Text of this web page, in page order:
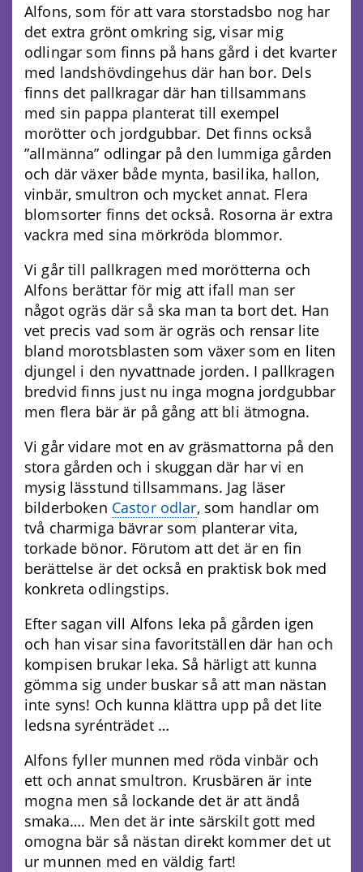
Alfons, som för att vara storstadsbo nog har
det extra grönt omkring sig, visar mig
odlingar som finns på hans gård i det kvarter
med landshövdingehus där han bor. Dels
finns det pallkragar där han tillsammans
med sin pappa planterat till exempel
morötter och jordgubbar. Det finns också
”allmänna” odlingar på den lummiga gården
och där växer både mynta, basilika, hallon,
vinbär, smultron och mycket annat. Flera
blomsorter finns det också. Rosorna är extra
vackra med sina mörkröda blommor.
Vi går till pallkragen med morötterna och
Alfons berättar för mig att ifall man ser
något ogräs där så ska man ta bort det. Han
vet precis vad som är ogräs och rensar lite
bland morotsblasten som växer som en liten
djungel i den nyvattnade jorden. I pallkragen
bredvid finns just nu inga mogna jordgubbar
men flera bär är på gång att bli ätmogna.
Vi går vidare mot en av gräsmattorna på den
stora gården och i skuggan där har vi en
mysig lässtund tillsammans. Jag läser
bilderboken Castor odlar, som handlar om
två charmiga bävrar som planterar vita,
torkade bönor. Förutom att det är en fin
berättelse är det också en praktisk bok med
konkreta odlingstips.
Efter sagan vill Alfons leka på gården igen
och han visar sina favoritställen där han och
kompisen brukar leka. Så härligt att kunna
gömma sig under buskar så att man nästan
inte syns! Och kunna klättra upp på det lite
ledsna syrénträdet …
Alfons fyller munnen med röda vinbär och
ett och annat smultron. Krusbären är inte
mogna men så lockande det är att ändå
smaka…. Men det är inte särskilt gott med
omogna bär så nästan direkt kommer det ut
ur munnen med en väldig fart!